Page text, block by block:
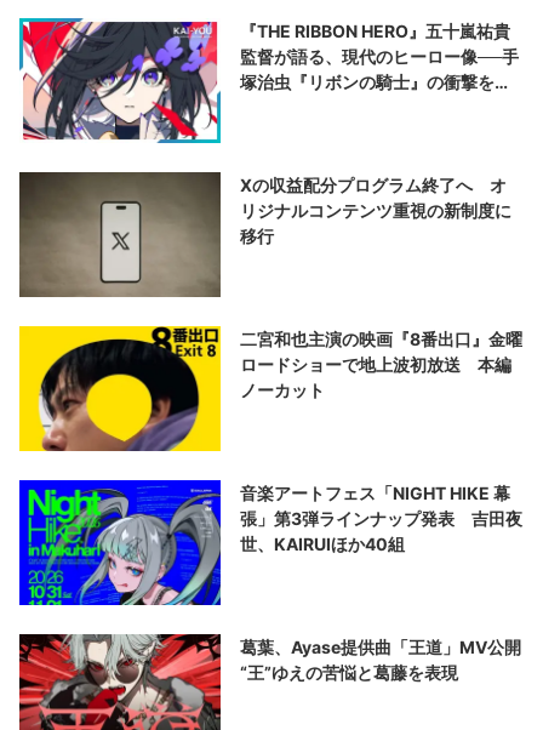
『THE RIBBON HERO』五十嵐祐貴
監督が語る、現代のヒーロー像──手
塚治虫『リボンの騎士』の衝撃を再
Xの収益配分プログラム終了へ オ
リジナルコンテンツ重視の新制度に
移行
二宮和也主演の映画『8番出口』金曜
ロードショーで地上波初放送 本編
ノーカット
音楽アートフェス「NIGHT HIKE 幕
張」第3弾ラインナップ発表 吉田夜
世、KAIRUIほか40組
葛葉、Ayase提供曲「王道」MV公開
“王”ゆえの苦悩と葛藤を表現